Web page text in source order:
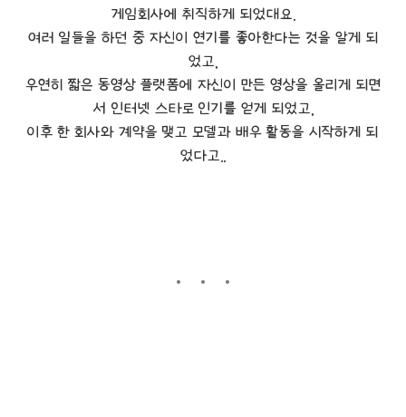
게임회사에 취직하게 되었대요.
여러 일들을 하던 중 자신이 연기를 좋아한다는 것을 알게 되
었고,
우연히 짧은 동영상 플랫폼에 자신이 만든 영상을 올리게 되면
서 인터넷 스타로 인기를 얻게 되었고,
이후 한 회사와 계약을 맺고 모델과 배우 활동을 시작하게 되
었다고..